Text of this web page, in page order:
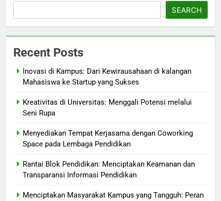
SEARCH
Recent Posts
Inovasi di Kampus: Dari Kewirausahaan di kalangan
Mahasiswa ke Startup yang Sukses
Kreativitas di Universitas: Menggali Potensi melalui
Seni Rupa
Menyediakan Tempat Kerjasama dengan Coworking
Space pada Lembaga Pendidikan
Rantai Blok Pendidikan: Menciptakan Keamanan dan
Transparansi Informasi Pendidikan
Menciptakan Masyarakat Kampus yang Tangguh: Peran